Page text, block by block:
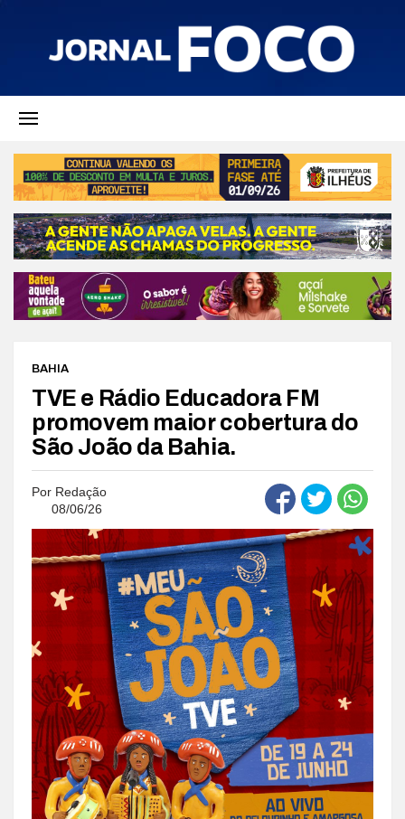
BAHIA
TVE e Rádio Educadora FM
promovem maior cobertura do
São João da Bahia.
Por Redação
08/06/26